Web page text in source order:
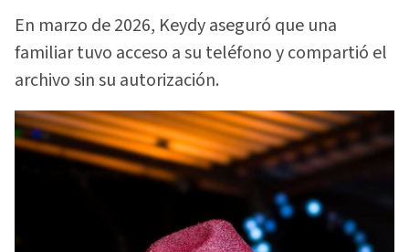
En marzo de 2026, Keydy aseguró que una
familiar tuvo acceso a su teléfono y compartió el
archivo sin su autorización.